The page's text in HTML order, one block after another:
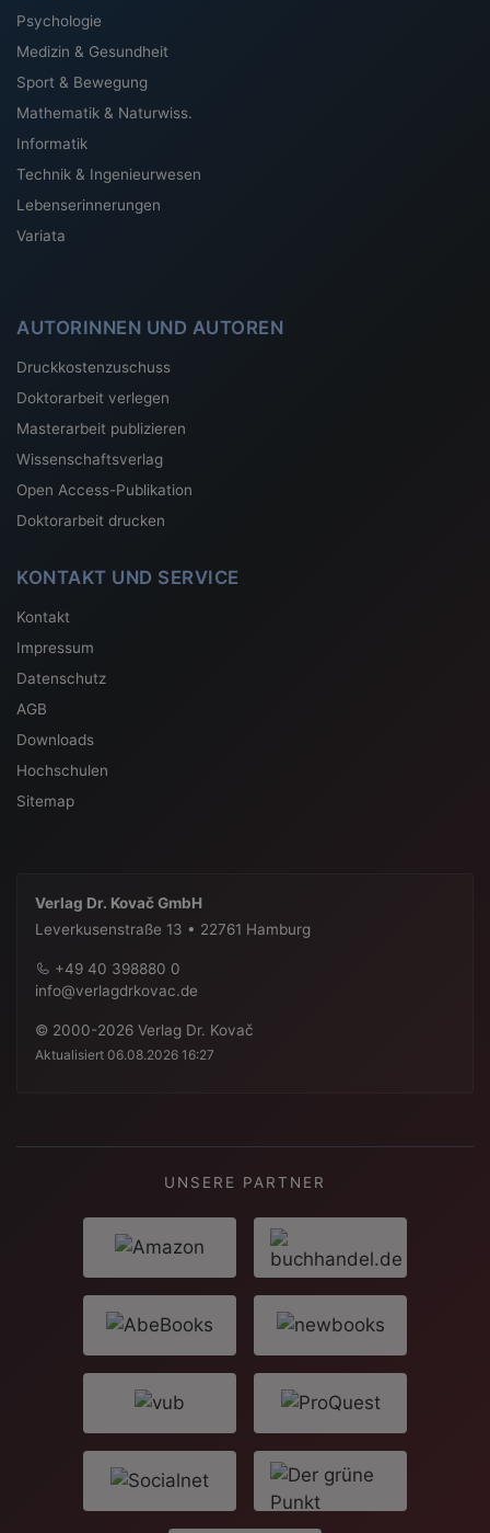
Psychologie
Medizin & Gesundheit
Sport & Bewegung
Mathematik & Naturwiss.
Informatik
Technik & Ingenieurwesen
Lebenserinnerungen
Variata
AUTORINNEN UND AUTOREN
Druckkostenzuschuss
Doktorarbeit verlegen
Masterarbeit publizieren
Wissenschaftsverlag
Open Access-Publikation
Doktorarbeit drucken
KONTAKT UND SERVICE
Kontakt
Impressum
Datenschutz
AGB
Downloads
Hochschulen
Sitemap
Verlag Dr. Kovač GmbH
Leverkusenstraße 13 • 22761 Hamburg
+49 40 398880 0
info@verlagdrkovac.de
© 2000-2026 Verlag Dr. Kovač
Aktualisiert 06.08.2026 16:27
UNSERE PARTNER